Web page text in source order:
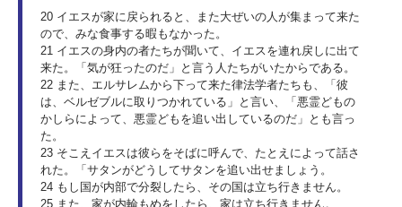
20 イエスが家に戻られると、また大ぜいの人が集まって来た
ので、みな食事する暇もなかった。
21 イエスの身内の者たちが聞いて、イエスを連れ戻しに出て
来た。「気が狂ったのだ」と言う人たちがいたからである。
22 また、エルサレムから下って来た律法学者たちも、「彼
は、ベルゼブルに取りつかれている」と言い、「悪霊どもの
かしらによって、悪霊どもを追い出しているのだ」とも言っ
た。
23 そこえイエスは彼らをそばに呼んで、たとえによって話さ
れた。「サタンがどうしてサタンを追い出せましょう。
24 もし国が内部で分裂したら、その国は立ち行きません。
25 また、家が内輪もめをしたら、家は立ち行きません。